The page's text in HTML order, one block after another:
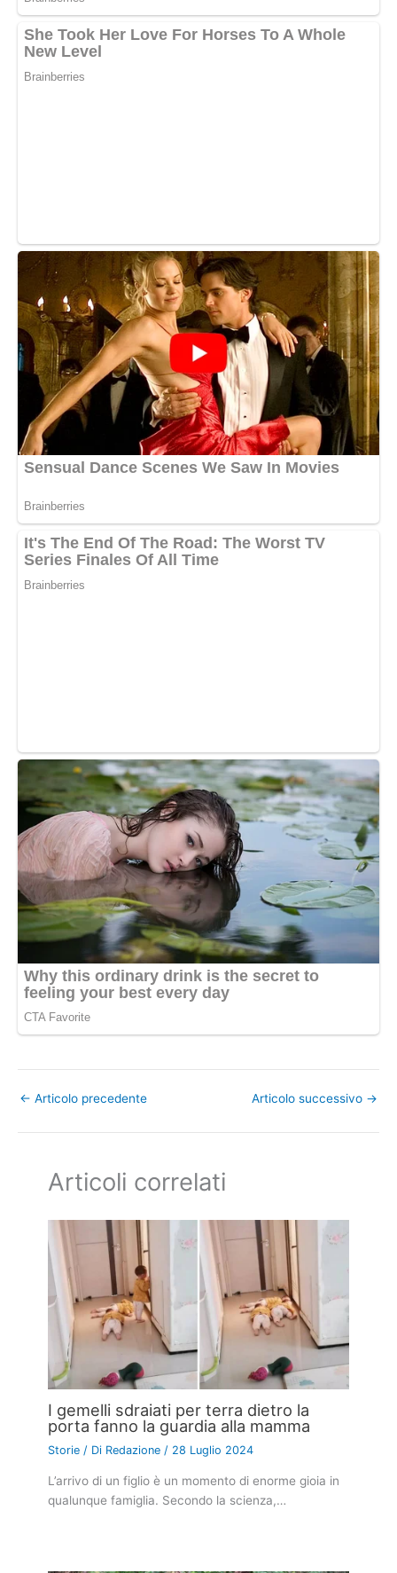
← Articolo precedente Articolo successivo →
Articoli correlati
I gemelli sdraiati per terra dietro la
porta fanno la guardia alla mamma
Storie / Di Redazione / 28 Luglio 2024
L’arrivo di un figlio è un momento di enorme gioia in
qualunque famiglia. Secondo la scienza,…